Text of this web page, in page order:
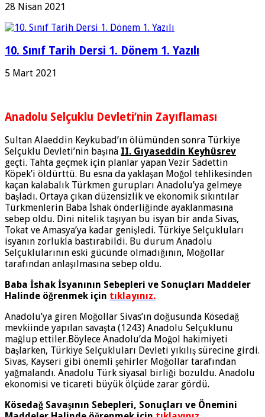
28 Nisan 2021
10. Sınıf Tarih Dersi 1. Dönem 1. Yazılı
5 Mart 2021
Anadolu Selçuklu Devleti’nin Zayıflaması
Sultan Alaeddin Keykubad’ın ölümünden sonra Türkiye
Selçuklu Devleti’nin başına II. Gıyaseddin Keyhüsrev
geçti. Tahta geçmek için planlar yapan Vezir Sadettin
Köpek’i öldürttü. Bu esna da yaklaşan Moğol tehlikesinden
kaçan kalabalık Türkmen gurupları Anadolu’ya gelmeye
başladı. Ortaya çıkan düzensizlik ve ekonomik sıkıntılar
Türkmenlerin Baba İshak önderliğinde ayaklanmasına
sebep oldu. Dini nitelik taşıyan bu isyan bir anda Sivas,
Tokat ve Amasya’ya kadar genişledi. Türkiye Selçukluları
isyanın zorlukla bastırabildi. Bu durum Anadolu
Selçuklularının eski gücünde olmadığının, Moğollar
tarafından anlaşılmasına sebep oldu.
Baba İshak İsyanının Sebepleri ve Sonuçları Maddeler
Halinde öğrenmek için tıklayınız.
Anadolu’ya giren Moğollar Sivas’ın doğusunda Kösedağ
mevkiinde yapılan savaşta (1243) Anadolu Selçuklunu
mağlup ettiler.Böylece Anadolu’da Moğol hakimiyeti
başlarken, Türkiye Selçukluları Devleti yıkılış sürecine girdi.
Sivas, Kayseri gibi önemli şehirler Moğollar tarafından
yağmalandı. Anadolu Türk siyasal birliği bozuldu. Anadolu
ekonomisi ve ticareti büyük ölçüde zarar gördü.
Kösedağ Savaşının Sebepleri, Sonuçları ve Önemini